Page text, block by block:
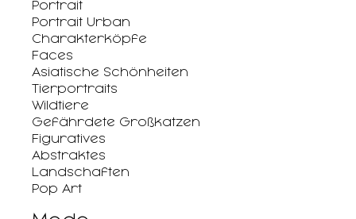
Portrait
Portrait Urban
Charakterköpfe
Faces
Asiatische Schönheiten
Tierportraits
Wildtiere
Gefährdete Großkatzen
Figuratives
Abstraktes
Landschaften
Pop Art